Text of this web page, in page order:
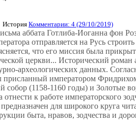
История Комментарии: 4 (29/10/2019)
аббата Готлиба-Иоганна фон
отправляется на Русь
что его миссия была
церкви... Исторический
археологических данных.
присланный императором
собор (1158-1160 годы) и Золотые
к работе императорского
для широкого круга
быта, нравов, зодчества и